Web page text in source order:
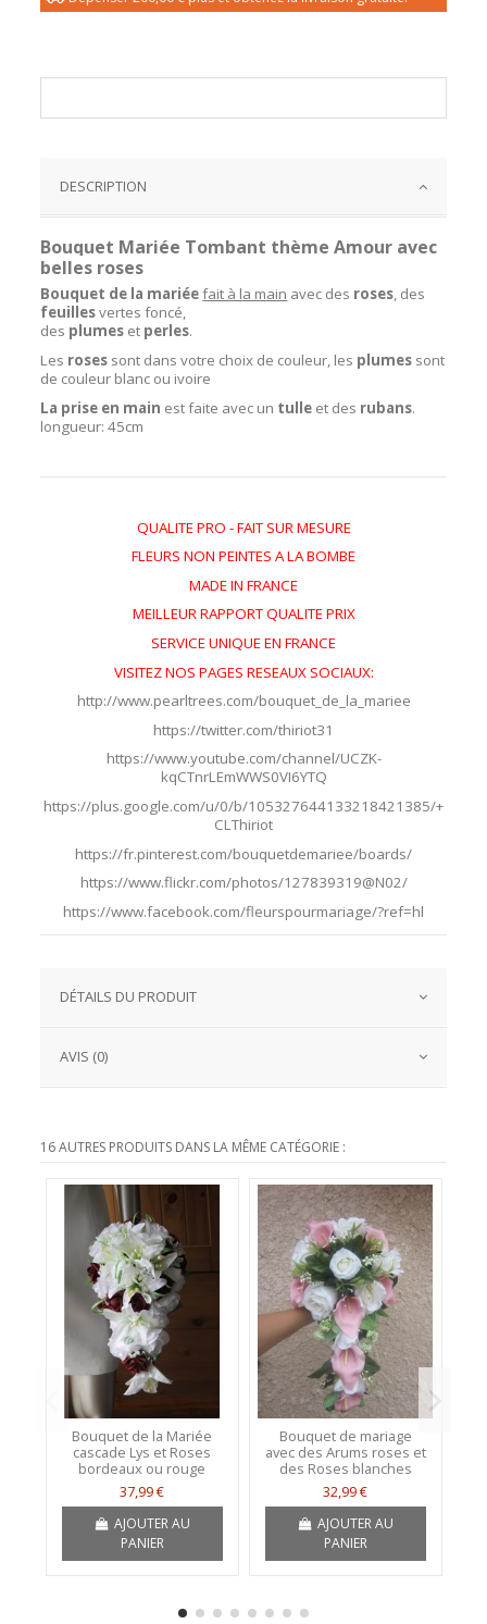
DESCRIPTION
Bouquet Mariée Tombant thème Amour avec
belles roses
Bouquet de la mariéefait à la main avec des roses, des
feuillesvertes foncé,
des plumes et perles.
Les roses sont dans votre choix de couleur, les plumes sont
de couleur blanc ou ivoire
La prise en main est faite avec un tulle et des rubans.
longueur: 45cm
QUALITE PRO - FAIT SUR MESURE
FLEURS NON PEINTES A LA BOMBE
MADE IN FRANCE
MEILLEUR RAPPORT QUALITE PRIX
SERVICE UNIQUE EN FRANCE
VISITEZ NOS PAGES RESEAUX SOCIAUX:
http://www.pearltrees.com/bouquet_de_la_mariee
https://twitter.com/thiriot31
https://www.youtube.com/channel/UCZK-
kqCTnrLEmWWS0VI6YTQ
https://plus.google.com/u/0/b/105327644133218421385/+
CLThiriot
https://fr.pinterest.com/bouquetdemariee/boards/
https://www.flickr.com/photos/127839319@N02/
https://www.facebook.com/fleurspourmariage/?ref=hl
DÉTAILS DU PRODUIT
AVIS (0)
16 AUTRES PRODUITS DANS LA MÊME CATÉGORIE :
Bouquet de la Mariée
cascade Lys et Roses
bordeaux ou rouge
37,99 €
AJOUTER AU
PANIER
Bouquet de mariage
avec des Arums roses et
des Roses blanches
32,99 €
AJOUTER AU
PANIER